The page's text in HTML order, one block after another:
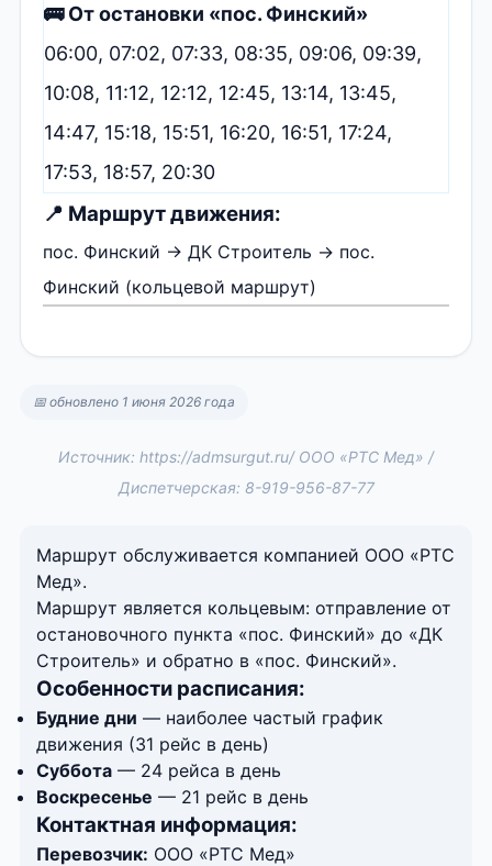
🚌 От остановки «пос. Финский»
06:00, 07:02, 07:33, 08:35, 09:06, 09:39,
10:08, 11:12, 12:12, 12:45, 13:14, 13:45,
14:47, 15:18, 15:51, 16:20, 16:51, 17:24,
17:53, 18:57, 20:30
📍 Маршрут движения:
пос. Финский → ДК Строитель → пос.
Финский (кольцевой маршрут)
📅 обновлено 1 июня 2026 года
Источник: https://admsurgut.ru/ ООО «РТС Мед» /
Диспетчерская: 8-919-956-87-77
Маршрут обслуживается компанией ООО «РТС
Мед».
Маршрут является кольцевым: отправление от
остановочного пункта «пос. Финский» до «ДК
Строитель» и обратно в «пос. Финский».
Особенности расписания:
Будние дни — наиболее частый график
движения (31 рейс в день)
Суббота — 24 рейса в день
Воскресенье — 21 рейс в день
Контактная информация:
Перевозчик: ООО «РТС Мед»